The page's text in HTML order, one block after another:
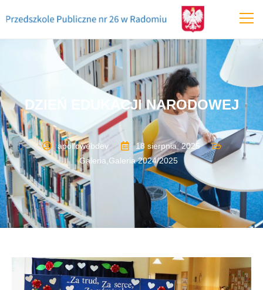
DZIEŃ EDUKACJI NARODOWEJ
apollowebdev
18 sierpnia, 2025
Galeria,Galeria 2024/2025